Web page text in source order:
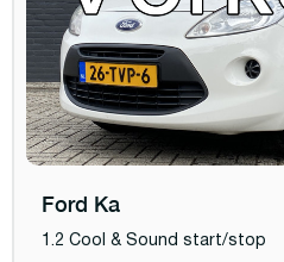
Ford Ka
1.2 Cool & Sound start/stop